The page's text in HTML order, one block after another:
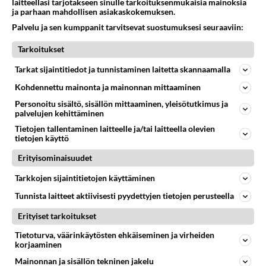
Kiinnostais tietää minkälaiset hälyttimet noissa
navetoissa on? Kuinka NOPEESTI hälytin reagoi, Pitäis
olla sellaset et...
27.10.2025 06:25 2 328 0
Vastattu 5kk
Pirkkala 23.10.2025 16:43:35 rakennuspalo: suuri
Teollisuushalli roihusi ilmiliekeissä Pirkkalassa – Tämä
tiedetään: mittavat vahingot, sammutus jatkuu aamuun
https://ww...
PALOKUNNAT
Poliiseja oli jäädä auton alle Lahdessa
Vapaapalokunta olisi voitu hälyttää katkaisemaan
liikenne moottoritiellä....
laitteellasi tarjotakseen sinulle tarkoituksenmukaisia mainoksia
ja parhaan mahdollisen asiakaskokemuksen.
Palvelu ja sen kumppanit tarvitsevat suostumuksesi seuraaviin:
Tarkoitukset
Tarkat sijaintitiedot ja tunnistaminen laitetta skannaamalla
Kohdennettu mainonta ja mainonnan mittaaminen
Personoitu sisältö, sisällön mittaaminen, yleisötutkimus ja
palvelujen kehittäminen
Tietojen tallentaminen laitteelle ja/tai laitteella olevien
tietojen käyttö
Erityisominaisuudet
Tarkkojen sijaintitietojen käyttäminen
Tunnista laitteet aktiivisesti pyydettyjen tietojen perusteella
Erityiset tarkoitukset
Tietoturva, väärinkäytösten ehkäiseminen ja virheiden
korjaaminen
Mainonnan ja sisällön tekninen jakelu